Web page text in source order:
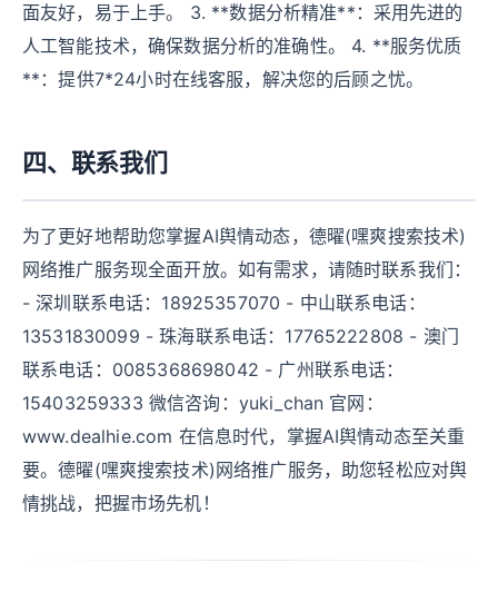
面友好，易于上手。 3. **数据分析精准**：采用先进的
人工智能技术，确保数据分析的准确性。 4. **服务优质
**：提供7*24小时在线客服，解决您的后顾之忧。
四、联系我们
为了更好地帮助您掌握AI舆情动态，德曜(嘿爽搜索技术)
网络推广服务现全面开放。如有需求，请随时联系我们：
- 深圳联系电话：18925357070 - 中山联系电话：
13531830099 - 珠海联系电话：17765222808 - 澳门
联系电话：0085368698042 - 广州联系电话：
15403259333 微信咨询：yuki_chan 官网：
www.dealhie.com 在信息时代，掌握AI舆情动态至关重
要。德曜(嘿爽搜索技术)网络推广服务，助您轻松应对舆
情挑战，把握市场先机！